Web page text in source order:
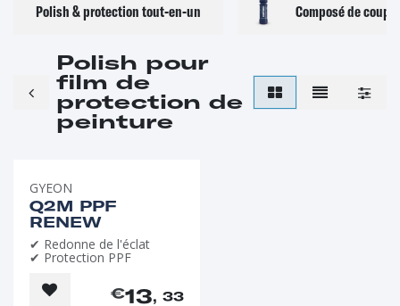
Polish & protection tout-en-un Composé de
Polish pour
film de
protection de
peinture
GYEON
Q2M PPF
RENEW
✔ Redonne de l'éclat
✔ Protection PPF
€13, 33